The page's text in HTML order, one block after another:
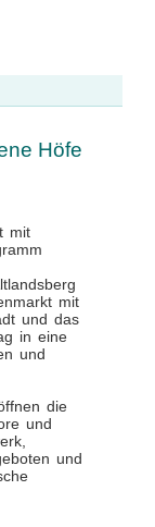
Höfe
mit
mit
und das
in eine
und
die
und
und